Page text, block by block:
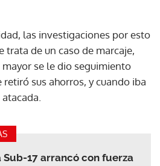
las investigaciones por esto
trata de un caso de marcaje,
se le dio seguimiento
sus ahorros, y cuando iba
Sub-17 arrancó con fuerza